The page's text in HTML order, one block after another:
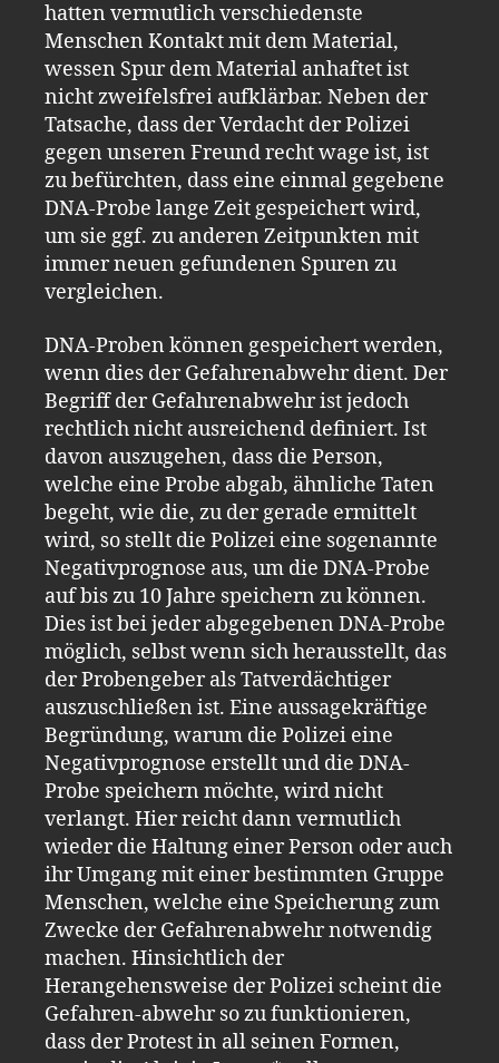
hatten vermutlich verschiedenste
Menschen Kontakt mit dem Material,
wessen Spur dem Material anhaftet ist
nicht zweifelsfrei aufklärbar. Neben der
Tatsache, dass der Verdacht der Polizei
gegen unseren Freund recht wage ist, ist
zu befürchten, dass eine einmal gegebene
DNA-Probe lange Zeit gespeichert wird,
um sie ggf. zu anderen Zeitpunkten mit
immer neuen gefundenen Spuren zu
vergleichen.
DNA-Proben können gespeichert werden,
wenn dies der Gefahrenabwehr dient. Der
Begriff der Gefahrenabwehr ist jedoch
rechtlich nicht ausreichend definiert. Ist
davon auszugehen, dass die Person,
welche eine Probe abgab, ähnliche Taten
begeht, wie die, zu der gerade ermittelt
wird, so stellt die Polizei eine sogenannte
Negativprognose aus, um die DNA-Probe
auf bis zu 10 Jahre speichern zu können.
Dies ist bei jeder abgegebenen DNA-Probe
möglich, selbst wenn sich herausstellt, das
der Probengeber als Tatverdächtiger
auszuschließen ist. Eine aussagekräftige
Begründung, warum die Polizei eine
Negativprognose erstellt und die DNA-
Probe speichern möchte, wird nicht
verlangt. Hier reicht dann vermutlich
wieder die Haltung einer Person oder auch
ihr Umgang mit einer bestimmten Gruppe
Menschen, welche eine Speicherung zum
Zwecke der Gefahrenabwehr notwendig
machen. Hinsichtlich der
Herangehensweise der Polizei scheint die
Gefahren-abwehr so zu funktionieren,
dass der Protest in all seinen Formen,